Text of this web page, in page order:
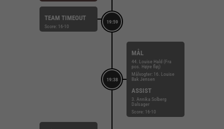
19:59
TEAM TIMEOUT
Score: 16-10
19:38
MÅL
44. Louise Hald (Fra
pos. Højre fløj)
Målvogter: 16. Louise
Bak Jensen
ASSIST
3. Annika Solberg
Dalsager
Score: 16-10